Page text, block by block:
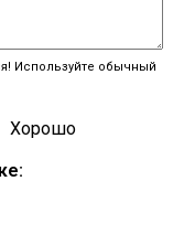
Используйте обычный
Хорошо